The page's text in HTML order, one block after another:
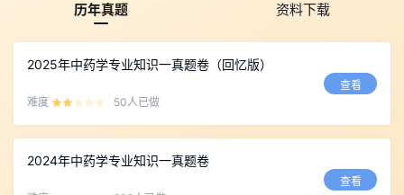
历年真题 资料下载
2025年中药学专业知识一真题卷（回忆版）
难度 50人已做
查看
2024年中药学专业知识一真题卷
查看